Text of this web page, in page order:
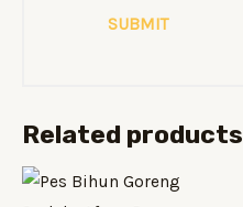
Related products